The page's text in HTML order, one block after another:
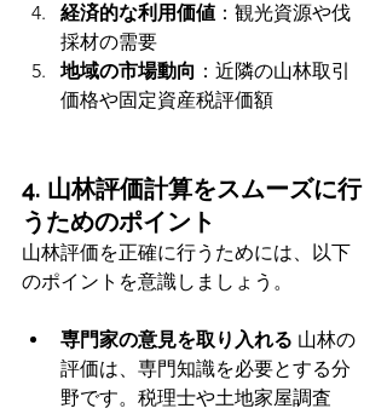
経済的な利用価値 ：観光資源や伐
採材の需要
地域の市場動向 ：近隣の山林取引
価格や固定資産税評価額
4. 山林評価計算をスムーズに行
うためのポイント
山林評価を正確に行うためには、以下
のポイントを意識しましょう。
専門家の意見を取り入れる 山林の
評価は、専門知識を必要とする分
野です。税理士や土地家屋調査